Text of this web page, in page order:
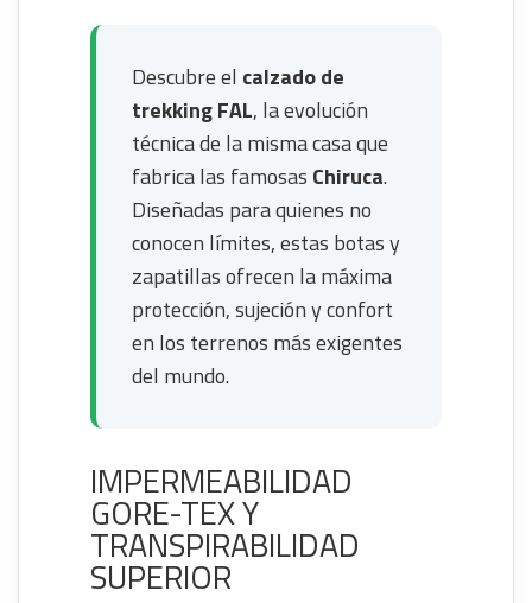
Descubre el calzado de
trekking FAL, la evolución
técnica de la misma casa que
fabrica las famosas Chiruca.
Diseñadas para quienes no
conocen límites, estas botas y
zapatillas ofrecen la máxima
protección, sujeción y confort
en los terrenos más exigentes
del mundo.
IMPERMEABILIDAD
GORE-TEX Y
TRANSPIRABILIDAD
SUPERIOR